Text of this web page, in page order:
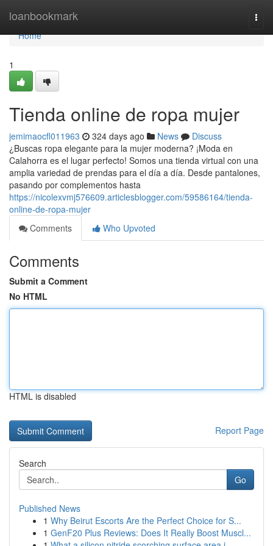
loanbookmark
Home
Home
1
Tienda online de ropa mujer
jemimaocfl011963 324 days ago News
Discuss
¿Buscas ropa elegante para la mujer moderna? ¡Moda en
Calahorra es el lugar perfecto! Somos una tienda virtual con una
amplia variedad de prendas para el día a día. Desde pantalones,
pasando por complementos hasta
https://nicolexvmj576609.articlesblogger.com/59586164/tienda-
online-de-ropa-mujer
Comments
Who Upvoted
Comments
Submit a Comment
No HTML
HTML is disabled
Report Page
Search
Go
Published News
1 Why Beirut Escorts Are the Perfect Choice for S...
1 GenF20 Plus Reviews: Does It Really Boost Muscl...